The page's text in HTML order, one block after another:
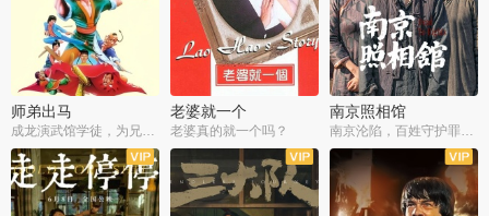
师弟出马
成龙演武馆学徒，为兄搏命战黑道
老婆就一个
老婆真的就一个吗？
南京照相馆
南京沦陷，百姓守护罪证底片